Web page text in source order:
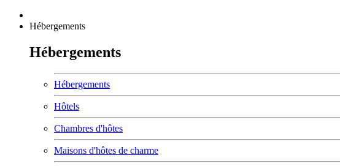
Hébergements
Hébergements
Hébergements
Hôtels
Chambres d'hôtes
Maisons d'hôtes de charme